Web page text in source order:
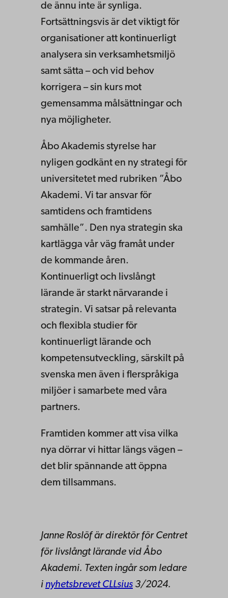
de ännu inte är synliga.
Fortsättningsvis är det viktigt för
organisationer att kontinuerligt
analysera sin verksamhetsmiljö
samt sätta – och vid behov
korrigera – sin kurs mot
gemensamma målsättningar och
nya möjligheter.
Åbo Akademis styrelse har
nyligen godkänt en ny strategi för
universitetet med rubriken ”Åbo
Akademi. Vi tar ansvar för
samtidens och framtidens
samhälle”. Den nya strategin ska
kartlägga vår väg framåt under
de kommande åren.
Kontinuerligt och livslångt
lärande är starkt närvarande i
strategin. Vi satsar på relevanta
och flexibla studier för
kontinuerligt lärande och
kompetensutveckling, särskilt på
svenska men även i flerspråkiga
miljöer i samarbete med våra
partners.
Framtiden kommer att visa vilka
nya dörrar vi hittar längs vägen –
det blir spännande att öppna
dem tillsammans.
Janne Roslöf är direktör för Centret
för livslångt lärande vid Åbo
Akademi. Texten ingår som ledare
i nyhetsbrevet CLLsius 3/2024.